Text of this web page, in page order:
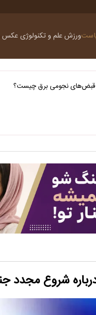
ورزش علم و تکنولوژی عکس
قبض‌های نجومی برق چیست؟
شروع مجدد